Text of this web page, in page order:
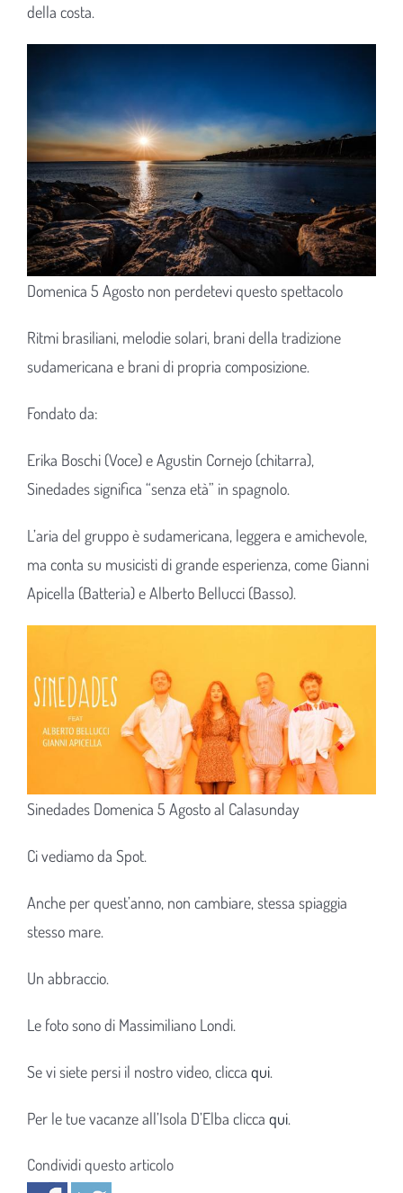
della costa.
Domenica 5 Agosto non perdetevi questo spettacolo
Ritmi brasiliani, melodie solari, brani della tradizione
sudamericana e brani di propria composizione.
Fondato da:
Erika Boschi (Voce) e Agustin Cornejo (chitarra),
Sinedades significa “senza età” in spagnolo.
L’aria del gruppo è sudamericana, leggera e amichevole,
ma conta su musicisti di grande esperienza, come Gianni
Apicella (Batteria) e Alberto Bellucci (Basso).
Sinedades Domenica 5 Agosto al Calasunday
Ci vediamo da Spot.
Anche per quest’anno, non cambiare, stessa spiaggia
stesso mare.
Un abbraccio.
Le foto sono di Massimiliano Londi.
Se vi siete persi il nostro video, clicca qui.
Per le tue vacanze all’Isola D’Elba clicca qui.
Condividi questo articolo